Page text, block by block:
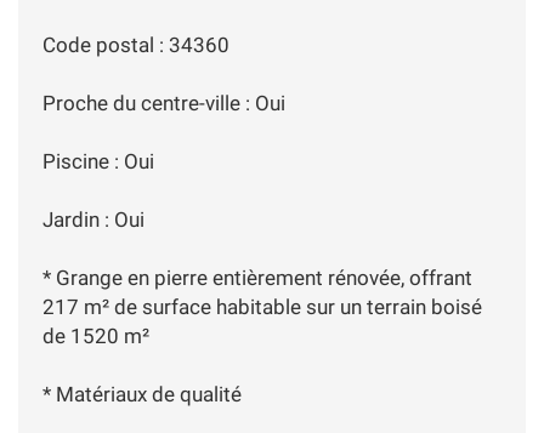
Code postal : 34360
Proche du centre-ville : Oui
Piscine : Oui
Jardin : Oui
* Grange en pierre entièrement rénovée, offrant
217 m² de surface habitable sur un terrain boisé
de 1520 m²
* Matériaux de qualité